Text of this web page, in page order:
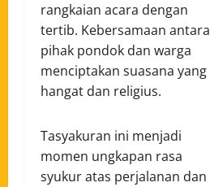
rangkaian acara dengan
tertib. Kebersamaan antara
pihak pondok dan warga
menciptakan suasana yang
hangat dan religius.
Tasyakuran ini menjadi
momen ungkapan rasa
syukur atas perjalanan dan